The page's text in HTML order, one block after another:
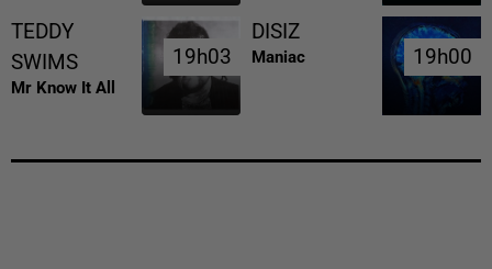
TEDDY
SWIMS
Mr Know It All
19h03
19h03
DISIZ
Maniac 19h00
19h00